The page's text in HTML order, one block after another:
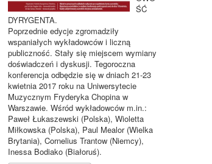
ŚĆ
DYRYGENTA.
Poprzednie edycje zgromadziły
wspaniałych wykładowców i liczną
publiczność. Stały się miejscem wymiany
doświadczeń i dyskusji. Tegoroczna
konferencja odbędzie się w dniach 21-23
kwietnia 2017 roku na Uniwersytecie
Muzycznym Fryderyka Chopina w
Warszawie. Wśród wykładowców m.in.:
Paweł Łukaszewski (Polska), Wioletta
Miłkowska (Polska), Paul Mealor (Wielka
Brytania), Cornelius Trantow (Niemcy),
Inessa Bodiako (Białoruś).